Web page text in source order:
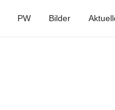
PW Bilder